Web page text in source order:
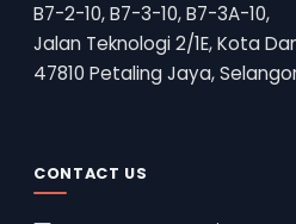
B7-2-10, B7-3-10, B7-3A-10,
Jalan Teknologi 2/1E, Kota
47810 Petaling Jaya,
CONTACT US